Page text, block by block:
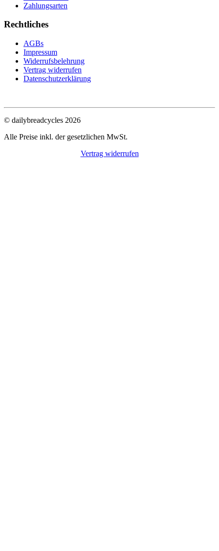
Zahlungsarten
Rechtliches
AGBs
Impressum
Widerrufsbelehrung
Vertrag widerrufen
Datenschutzerklärung
© dailybreadcycles 2026
Alle Preise inkl. der gesetzlichen MwSt.
Vertrag widerrufen